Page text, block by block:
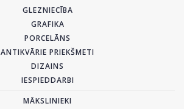
GLEZNIECĪBA
GRAFIKA
PORCELĀNS
ANTIKVĀRIE PRIEKŠMETI
DIZAINS
IESPIEDDARBI
MĀKSLINIEKI